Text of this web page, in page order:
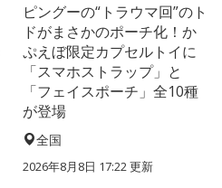
ピングーの“トラウマ回”のト
ドがまさかのポーチ化！か
ぷえぼ限定カプセルトイに
「スマホストラップ」と
「フェイスポーチ」全10種
が登場
全国
2026年8月8日 17:22更新